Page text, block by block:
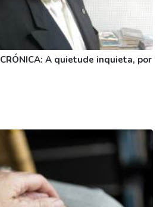
CRÓNICA: A quietude inquieta, por